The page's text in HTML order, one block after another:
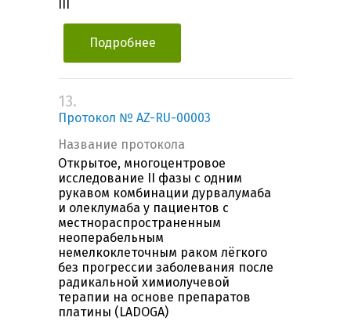
Подробнее
13.
Протокол № AZ-RU-00003
Название протокола
Открытое, многоцентровое
исследование II фазы с одним
рукавом комбинации дурвалумаба
и олеклумаба у пациентов с
местнораспространенным
неоперабельным
немелкоклеточным раком лёгкого
без прогрессии заболевания после
радикальной химиолучевой
терапии на основе препаратов
платины (LADOGA)